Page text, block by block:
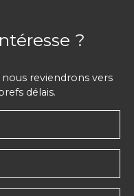
?
reviendrons vers
délais.